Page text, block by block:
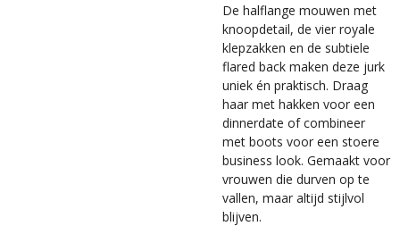
De halflange mouwen met
knoopdetail, de vier royale
klepzakken en de subtiele
flared back maken deze jurk
uniek én praktisch. Draag
haar met hakken voor een
dinnerdate of combineer
met boots voor een stoere
business look. Gemaakt voor
vrouwen die durven op te
vallen, maar altijd stijlvol
blijven.